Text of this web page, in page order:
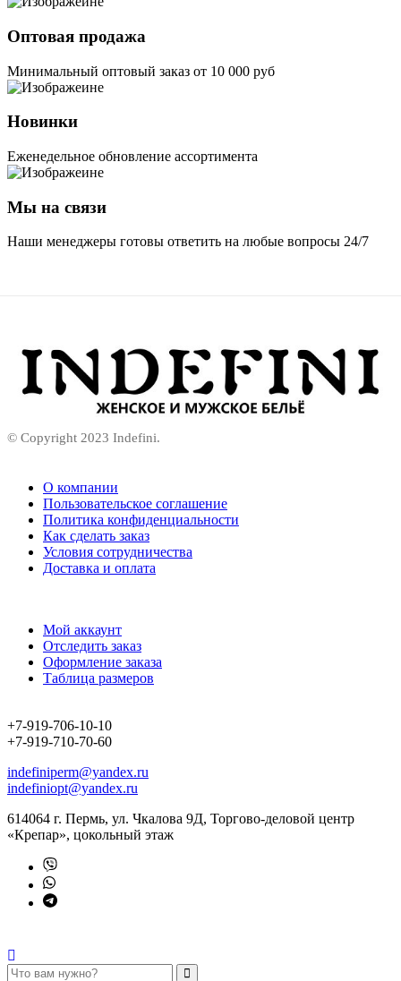
Оптовая продажа
Минимальный оптовый заказ от 10 000 руб
Новинки
Еженедельное обновление ассортимента
Мы на связи
Наши менеджеры готовы ответить на любые вопросы 24/7
© Copyright 2023 Indefini.
О компании
Пользовательское соглашение
Политика конфиденциальности
Как сделать заказ
Условия сотрудничества
Доставка и оплата
Мой аккаунт
Отследить заказ
Оформление заказа
Таблица размеров
+7-919-706-10-10
+7-919-710-70-60
indefiniperm@yandex.ru
indefiniopt@yandex.ru
614064 г. Пермь, ул. Чкалова 9Д, Торгово-деловой центр
«Крепар», цокольный этаж